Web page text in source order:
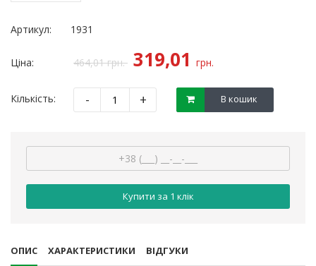
Артикул: 1931
Ціна: 464,01грн. 319,01 грн.
Кількість: - + В кошик
Купити за 1 клiк
ОПИС ХАРАКТЕРИСТИКИ ВІДГУКИ